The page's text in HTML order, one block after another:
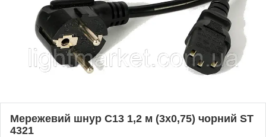
Мережевий шнур С13 1,2 м (3х0,75) чорний ST
4321